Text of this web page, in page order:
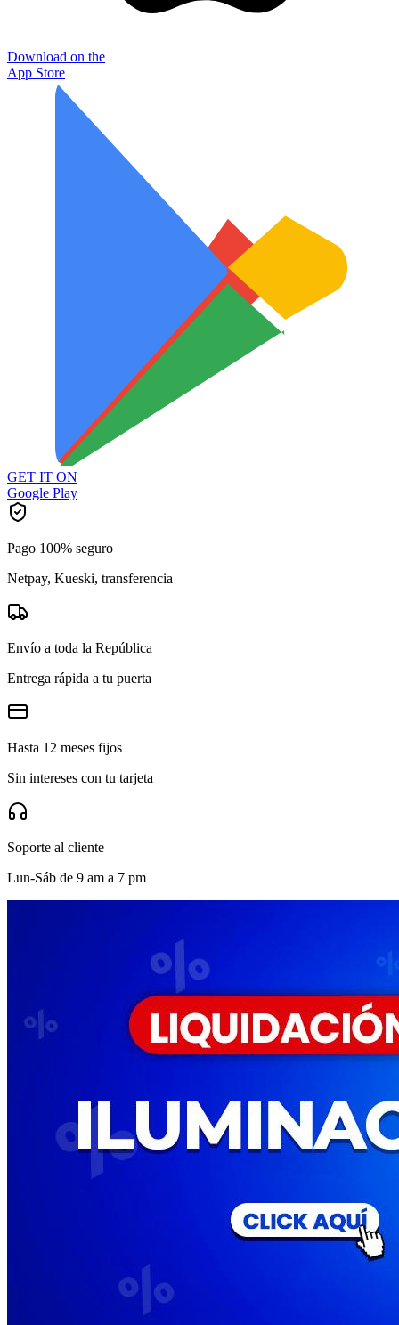
Download on the
App Store
GET IT ON
Google Play
Pago 100% seguro
Netpay, Kueski, transferencia
Envío a toda la República
Entrega rápida a tu puerta
Hasta 12 meses fijos
Sin intereses con tu tarjeta
Soporte al cliente
Lun-Sáb de 9 am a 7 pm